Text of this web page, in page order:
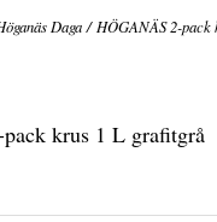
Daga/ HÖGANÄS 2-pack
krus 1 L grafitgrå